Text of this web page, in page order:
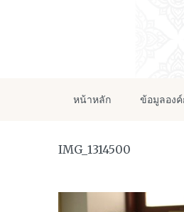
หน้าหลัก ข้อมูลองค์
IMG_1314500